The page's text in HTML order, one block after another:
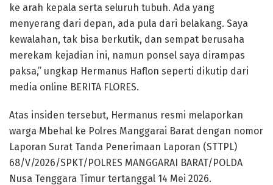
ke arah kepala serta seluruh tubuh. Ada yang
menyerang dari depan, ada pula dari belakang. Saya
kewalahan, tak bisa berkutik, dan sempat berusaha
merekam kejadian ini, namun ponsel saya dirampas
paksa,” ungkap Hermanus Haflon seperti dikutip dari
media online BERITA FLORES.
​Atas insiden tersebut, Hermanus resmi melaporkan
warga Mbehal ke Polres Manggarai Barat dengan nomor
Laporan Surat Tanda Penerimaan Laporan (STTPL)
68/V/2026/SPKT/POLRES MANGGARAI BARAT/POLDA
Nusa Tenggara Timur tertanggal 14 Mei 2026.